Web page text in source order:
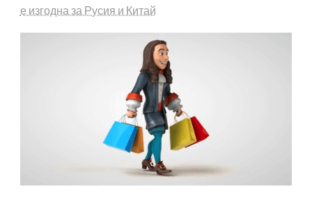
е изгодна за Русия и Китай